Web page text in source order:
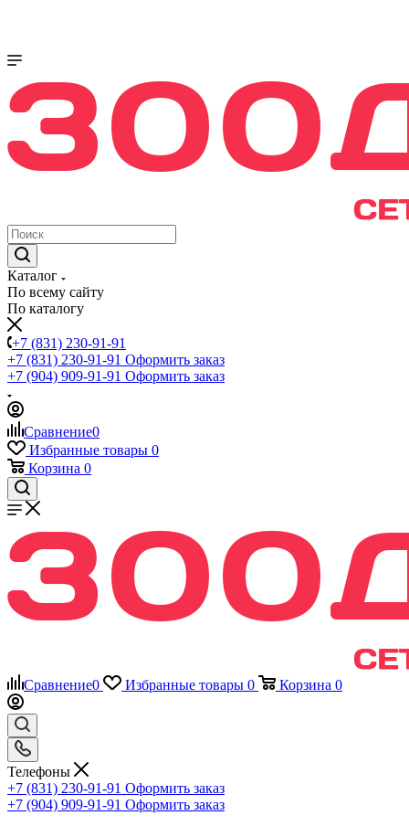
Каталог
По всему сайту
По каталогу
+7 (831) 230-91-91
+7 (831) 230-91-91 Оформить заказ
+7 (904) 909-91-91 Оформить заказ
Сравнение0
Избранные товары 0
Корзина 0
Сравнение0 Избранные товары 0 Корзина 0
Телефоны
+7 (831) 230-91-91 Оформить заказ
+7 (904) 909-91-91 Оформить заказ